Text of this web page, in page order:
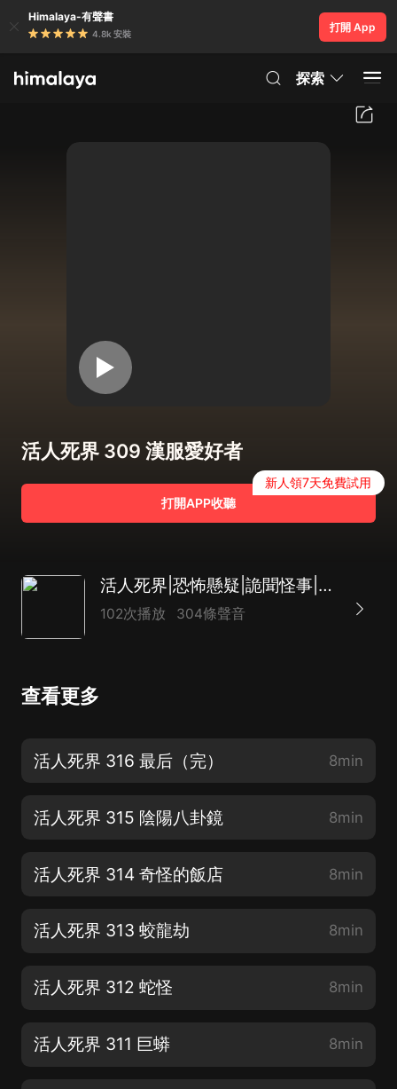
Himalaya-有聲書
4.8k 安裝
打開 App
探索
活人死界 309 漢服愛好者
打開APP收聽
新人領7天免費試用
活人死界|恐怖懸疑|詭聞怪事|精品多播
102次播放 304條聲音
查看更多
活人死界 316 最后（完） 8min
活人死界 315 陰陽八卦鏡 8min
活人死界 314 奇怪的飯店 8min
活人死界 313 蛟龍劫 8min
活人死界 312 蛇怪 8min
活人死界 311 巨蟒 8min